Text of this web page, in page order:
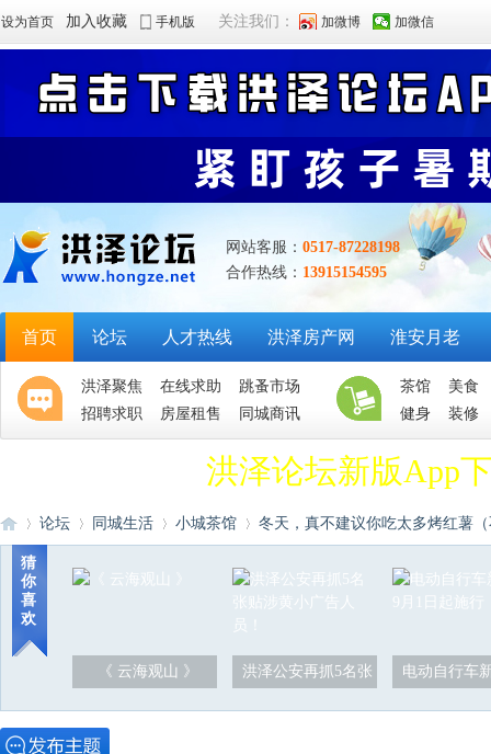
设为首页 加入收藏 手机版 关注我们： 加微博 加微信
网站客服： 0517-87228198
合作热线： 13915154595
首页 论坛 人才热线 洪泽房产网 淮安月老
洪泽聚焦 在线求助
跳蚤市场
招聘求职
房屋租售 同城商讯
茶馆
美食
健身
装修
洪泽论坛新版App
»
论坛 同城生活 小城茶馆 冬天，真不建议你吃太多烤红薯
猜
你
喜
欢
《 云海观山 》 洪泽公安再抓5名张 电动自行车